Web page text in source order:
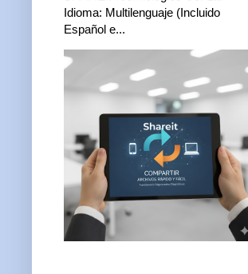
Idioma: Multilenguaje (Incluido
Español e...